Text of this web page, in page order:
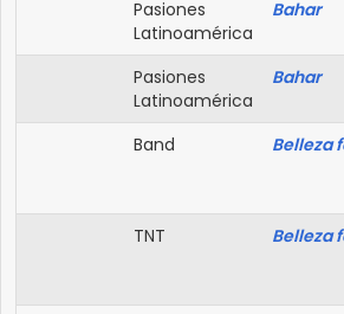
Pasiones
Latinoamérica
Bahar
Pasiones
Latinoamérica
Bahar
Band Belleza
TNT Belleza